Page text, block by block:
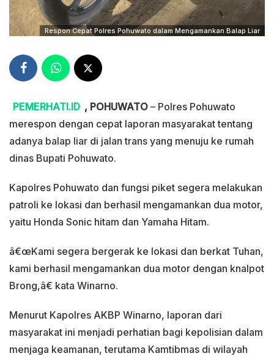
Respon Cepat Polres Pohuwato dalam Mengamankan Balap Liar
PEMERHATI.ID , POHUWATO– Polres Pohuwato
merespon dengan cepat laporan masyarakat tentang
adanya balap liar di jalan trans yang menuju ke rumah
dinas Bupati Pohuwato.
Kapolres Pohuwato dan fungsi piket segera melakukan
patroli ke lokasi dan berhasil mengamankan dua motor,
yaitu Honda Sonic hitam dan Yamaha Hitam.
â€œKami segera bergerak ke lokasi dan berkat Tuhan,
kami berhasil mengamankan dua motor dengan knalpot
Brong,â€ kata Winarno.
Menurut Kapolres AKBP Winarno, laporan dari
masyarakat ini menjadi perhatian bagi kepolisian dalam
menjaga keamanan, terutama Kamtibmas di wilayah